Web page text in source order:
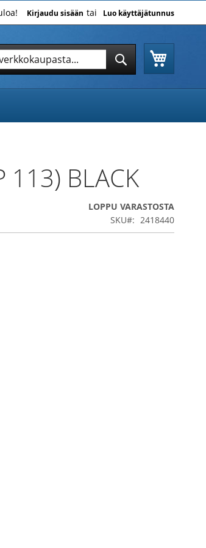
Kirjaudu sisään Luo käyttäjätunnus
113) BLACK
LOPPU VARASTOSTA
SKU
2418440